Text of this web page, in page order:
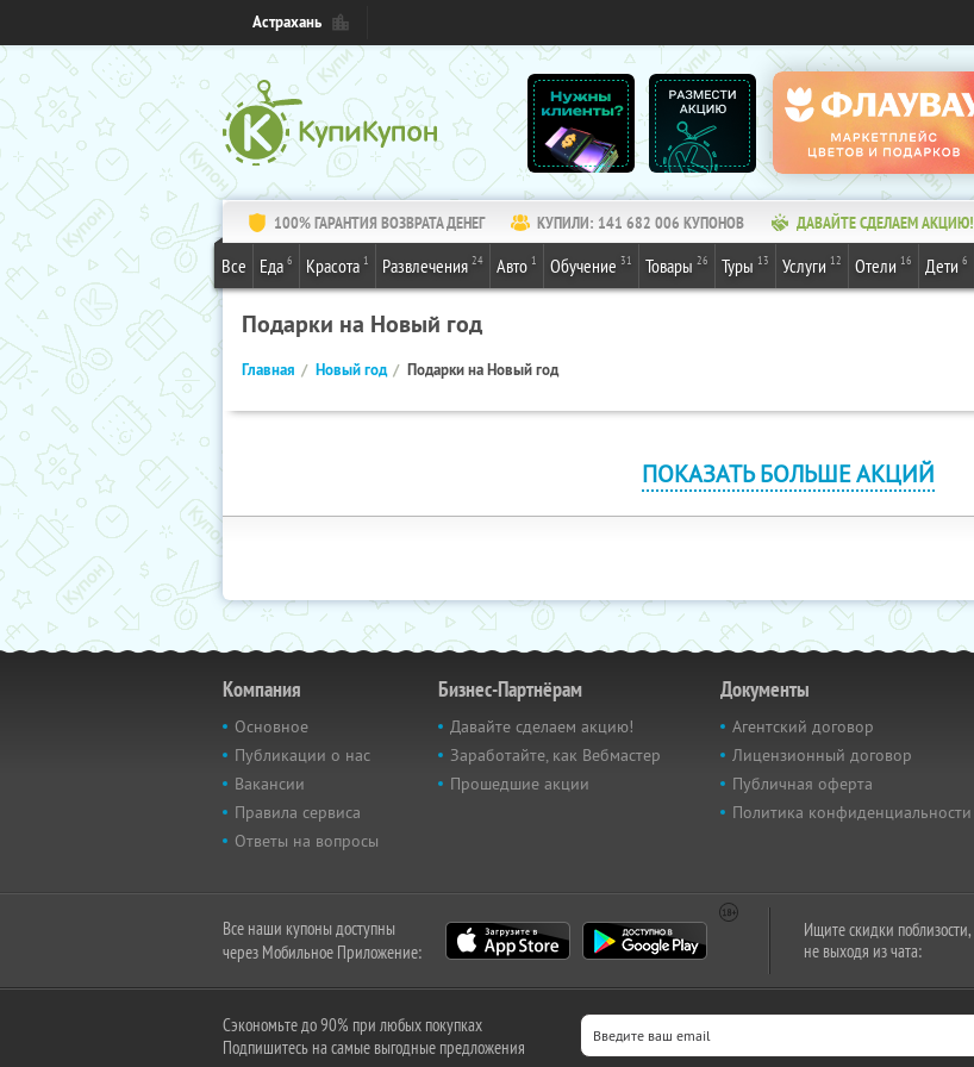
Астрахань
100% ГАРАНТИЯ ВОЗВРАТА ДЕНЕГ КУПИЛИ: 141 682 008 КУПОНОВ ДАВАЙТЕ СДЕЛАЕМ АКЦИЮ!
Все Еда 6 Красота 1 Развлечения 24 Авто 1 Обучение 31 Товары 26 Туры 13 Услуги 12 Отели 16 Дети 6
Подарки на Новый год
Главная Новый год Подарки на Новый год
ПОКАЗАТЬ БОЛЬШЕ АКЦИЙ
Компания
Основное
Публикации о нас
Вакансии
Правила сервиса
Ответы на вопросы
Бизнес-Партнёрам
Давайте сделаем акцию!
Заработайте, как Вебмастер
Прошедшие акции
Документы
Агентский договор
Лицензионный договор
Публичная оферта
Политика конфиденциальности
Все наши купоны доступны
через Мобильное Приложение:
Ищите скидки поблизости,
не выходя из чата:
Сэкономьте до 90% при любых покупках
Подпишитесь на самые выгодные предложения